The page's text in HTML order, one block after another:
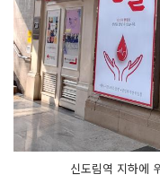
신도림역 지하에